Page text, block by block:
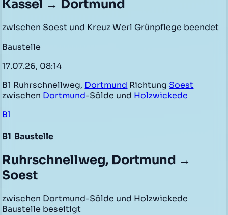
Kassel → Dortmund
zwischen Soest und Kreuz Werl Grünpflege beendet
Baustelle
17.07.26, 08:14
B1 Ruhrschnellweg, Dortmund Richtung Soest
zwischen Dortmund-Sölde und Holzwickede
B1
B1 Baustelle
Ruhrschnellweg, Dortmund →
Soest
zwischen Dortmund-Sölde und Holzwickede
Baustelle beseitigt